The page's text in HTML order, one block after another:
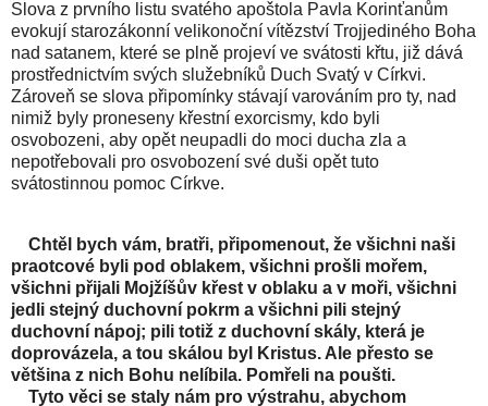
Slova z prvního listu svatého apoštola Pavla Korinťanům
evokují starozákonní velikonoční vítězství Trojjediného Boha
nad satanem, které se plně projeví ve svátosti křtu, již dává
prostřednictvím svých služebníků Duch Svatý v Církvi.
Zároveň se slova připomínky stávají varováním pro ty, nad
nimiž byly proneseny křestní exorcismy, kdo byli
osvobozeni, aby opět neupadli do moci ducha zla a
nepotřebovali pro osvobození své duši opět tuto
svátostinnou pomoc Církve.
Chtěl bych vám, bratři, připomenout, že všichni naši
praotcové byli pod oblakem, všichni prošli mořem,
všichni přijali Mojžíšův křest v oblaku a v moři, všichni
jedli stejný duchovní pokrm a všichni pili stejný
duchovní nápoj; pili totiž z duchovní skály, která je
doprovázela, a tou skálou byl Kristus. Ale přesto se
většina z nich Bohu nelíbila. Pomřeli na poušti.
Tyto věci se staly nám pro výstrahu, abychom